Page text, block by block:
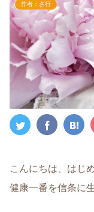
作者：さ行
こんにちは、はじ
健康一番を信条に